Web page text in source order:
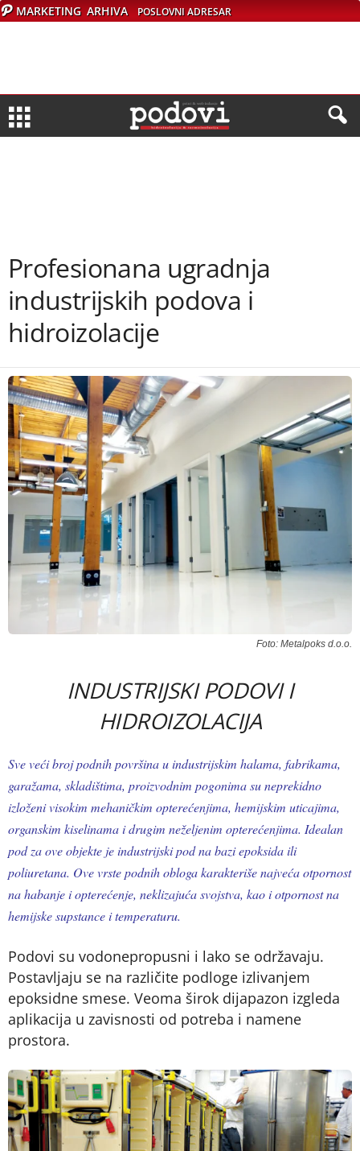
MARKETING ARHIVA POSLOVNI ADRESAR
Profesionana ugradnja
industrijskih podova i
hidroizolacije
Foto: Metalpoks d.o.o.
INDUSTRIJSKI PODOVI I
HIDROIZOLACIJA
Sve veći broj podnih površina u industrijskim halama, fabrikama,
garažama, skladištima, proizvodnim pogonima su neprekidno
izloženi visokim mehaničkim opterećenjima, hemijskim uticajima,
organskim kiselinama i drugim neželjenim opterećenjima. Idealan
pod za ove objekte je industrijski pod na bazi epoksida ili
poliuretana. Ove vrste podnih obloga karakteriše najveća otpornost
na habanje i opterećenje, neklizajuća svojstva, kao i otpornost na
hemijske supstance i temperaturu.
Podovi su vodonepropusni i lako se održavaju.
Postavljaju se na različite podloge izlivanjem
epoksidne smese. Veoma širok dijapazon izgleda
aplikacija u zavisnosti od potreba i namene
prostora.